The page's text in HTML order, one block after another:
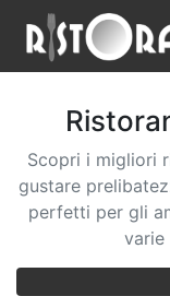
Scopri i migliori
gustare
perfetti per gli
varie